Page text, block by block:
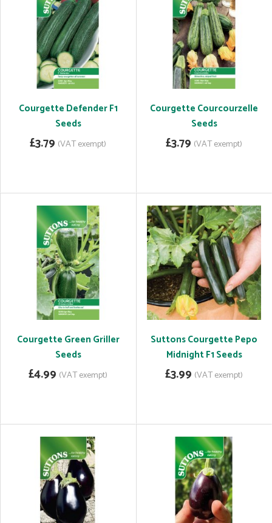
Courgette Defender F1
Seeds
£3.79 (VAT exempt)
Courgette Courcourzelle
Seeds
£3.79 (VAT exempt)
Courgette Green Griller
Seeds
£4.99 (VAT exempt)
Suttons Courgette Pepo
Midnight F1 Seeds
£3.99 (VAT exempt)